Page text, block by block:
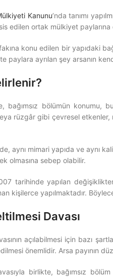
Kanunu’nda tanımı
edilen ortak mülkiyet paylarına
konu edilen bir yapıdaki
paylara ayrılan şey arsanın
bağımsız bölümün
rüzgâr gibi çevresel
aynı mimari yapıda ve aynı
olmasına sebep olabilir.
tarihinde yapılan
kişilerce yapılmaktadır.
Davası
açılabilmesi için bazı
önemlidir. Arsa payının
birlikte, bağımsız